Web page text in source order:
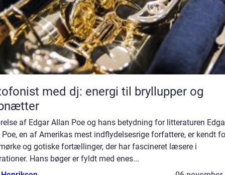
med dj: energi til bryllupper og
af Edgar Allan Poe og hans betydning for litteraturen
en af Amerikas mest indflydelsesrige forfattere, er kendt
og gotiske fortællinger, der har fascineret læsere i
Hans bøger er fyldt med enes...